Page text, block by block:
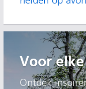
Voor
Ontdek